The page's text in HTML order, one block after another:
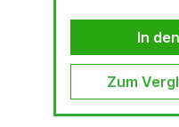
größere Spannweite[felix] 2.0
gebohrt – Dank
In
Zum